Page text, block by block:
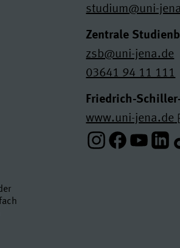
studium@uni-
Zentrale
zsb@uni-jena.de
03641 94 11 111
Friedrich-
www.uni-jena.de
Instagram-Profil
Facebook-